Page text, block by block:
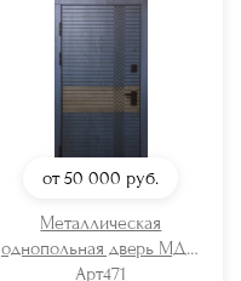
от 50 000 руб.
Металлическая
однопольная дверь МДФ
RAL
Арт471